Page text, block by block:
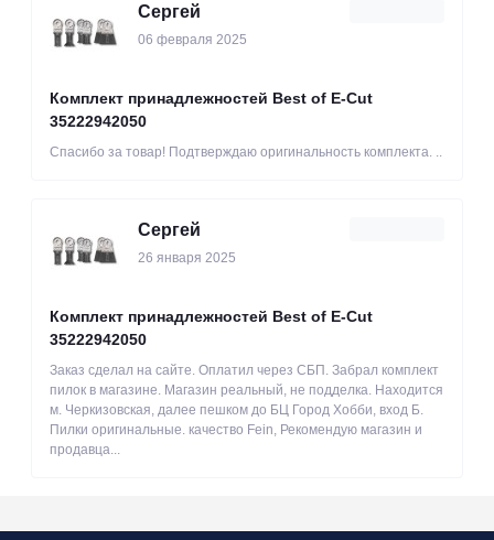
Сергей
06 февраля 2025
Комплект принадлежностей Best of E-Cut
35222942050
Спасибо за товар! Подтверждаю оригинальность комплекта. ..
Сергей
26 января 2025
Комплект принадлежностей Best of E-Cut
35222942050
Заказ сделал на сайте. Оплатил через СБП. Забрал комплект
пилок в магазине. Магазин реальный, не подделка. Находится
м. Черкизовская, далее пешком до БЦ Город Хобби, вход Б.
Пилки оригинальные. качество Fein, Рекомендую магазин и
продавца...